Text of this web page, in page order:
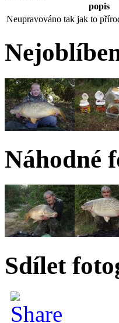
popis
Neupravováno tak jak to
Náhodné
Sdílet